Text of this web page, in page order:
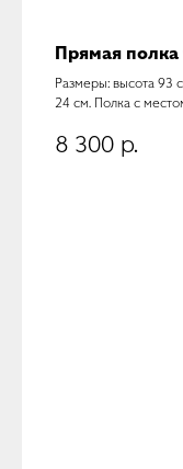
Прямая
Размеры: высота 93
24 см. Полка с
8 300 р.